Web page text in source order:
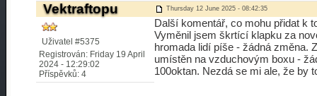
Vektraftopu Thursday 12 June 2025 - 08:42:35
Uživatel #5375
Registrován: Friday 19 April
2024 - 12:29:02
Příspěvků: 4
Další komentář, co mohu přidat k
Vyměnil jsem škrtící klapku za
hromada lidí píše - žádná změna.
umístěn na vzduchovým boxu -
100oktan. Nezdá se mi ale, že by